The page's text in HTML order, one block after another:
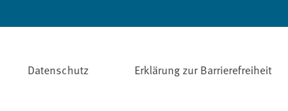
Datenschutz Erklärung zur Barrierefreiheit